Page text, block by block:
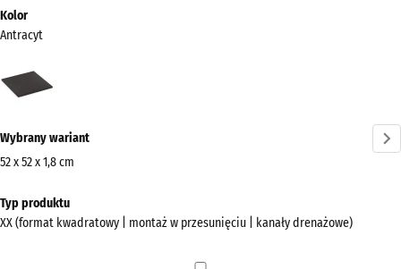
Kolor
Antracyt
(active)
Wybrany wariant
52 x 52 x 1,8 cm
do
Typ produktu
XX (format kwadratowy | montaż w przesunięciu | kanały drenażowe)